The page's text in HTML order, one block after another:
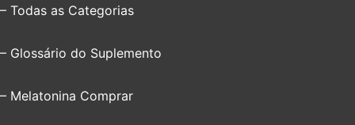
– Todas as Categorias
– Glossário do Suplemento
– Melatonina Comprar